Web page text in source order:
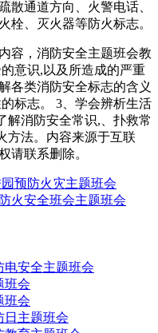
散通道方向、火警电话、
栓、灭火器等防火标志。
容，消防安全主题班会教
意识,以及所造成的严重
各类消防安全标志的含义
标志。 3、学会辨析生活
解消防安全常识,、扑救常
方法。内容来源于互联
请联系删除。
预防火灾主题班会
火安全班会主题班会
电安全主题班会
班会
班会
日主题班会